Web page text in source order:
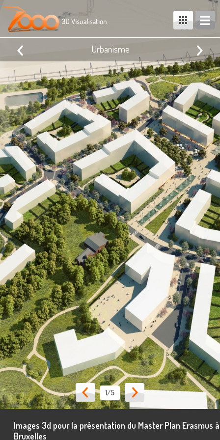
Urbanisme
1/5
Images 3d pour la présentation du Master Plan Erasmus à
Bruxelles